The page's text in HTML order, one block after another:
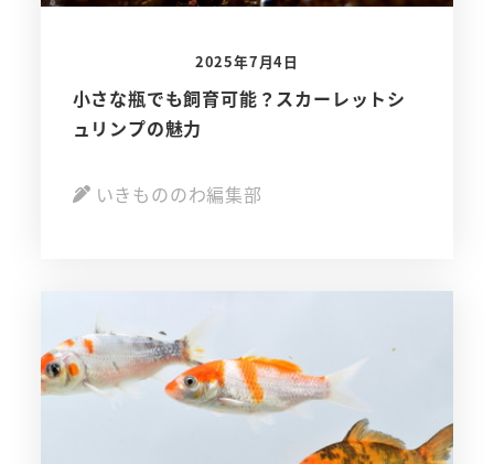
2025年7月4日
小さな瓶でも飼育可能？スカーレットシ
ュリンプの魅力
いきもののわ編集部